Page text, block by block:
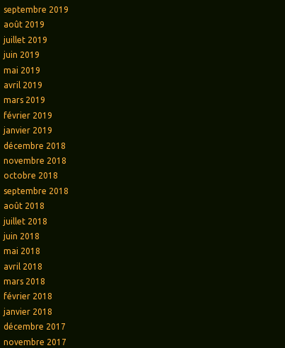
septembre 2019
août 2019
juillet 2019
juin 2019
mai 2019
avril 2019
mars 2019
février 2019
janvier 2019
décembre 2018
novembre 2018
octobre 2018
septembre 2018
août 2018
juillet 2018
juin 2018
mai 2018
avril 2018
mars 2018
février 2018
janvier 2018
décembre 2017
novembre 2017